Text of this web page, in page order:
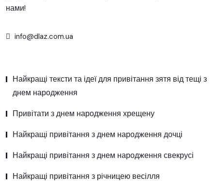
нами!
info@dlaz.com.ua
Найкращі тексти та ідеї для привітання зятя від тещі з
днем народження
Привітати з днем народження хрещену
Найкращі привітання з днем народження дочці
Найкращі привітання з днем народження свекрусі
Найкращі привітання з річницею весілля